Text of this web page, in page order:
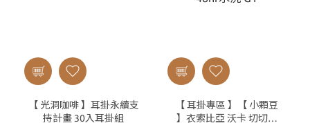
【 光洞咖啡 】耳掛永續支
持計畫 30入耳掛組
【 耳掛專區 】【 小顆豆
】衣索比亞 沃卡 切切雷